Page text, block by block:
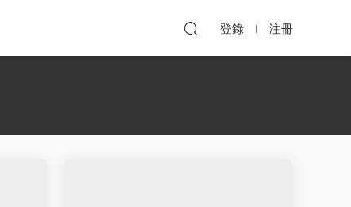
登錄 注冊